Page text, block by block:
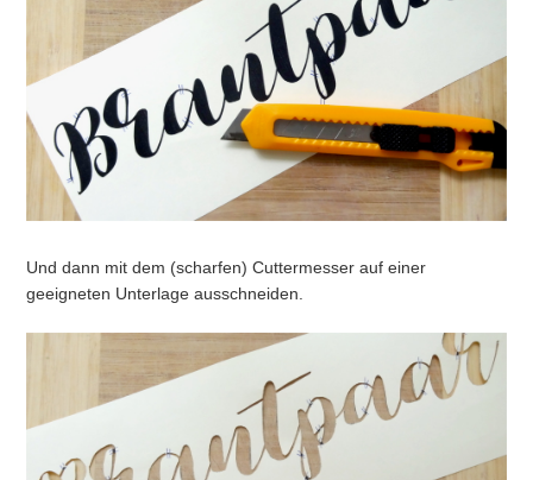
Und dann mit dem (scharfen) Cuttermesser auf einer
geeigneten Unterlage ausschneiden.